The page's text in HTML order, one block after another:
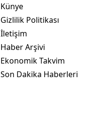
Künye
Gizlilik Politikası
İletişim
Haber Arşivi
Ekonomik Takvim
Son Dakika Haberleri